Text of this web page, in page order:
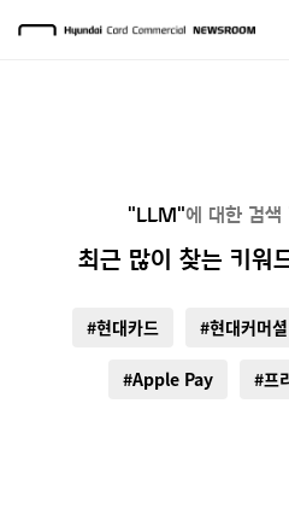
"LLM"에 대한 검색
최근 많이 찾는 키워
#현대카드 #현대커머셜
#Apple Pay #프